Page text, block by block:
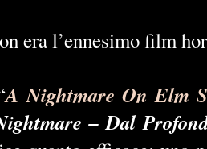
era l’ennesimo film
A Nightmare On Elm
– Dal